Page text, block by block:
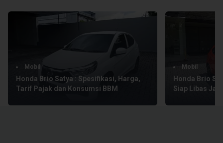
Mobil
Honda Brio Satya : Spesifikasi, Harga,
Tarif Pajak dan Konsumsi BBM
Mobil
Honda Brio
Siap Libas